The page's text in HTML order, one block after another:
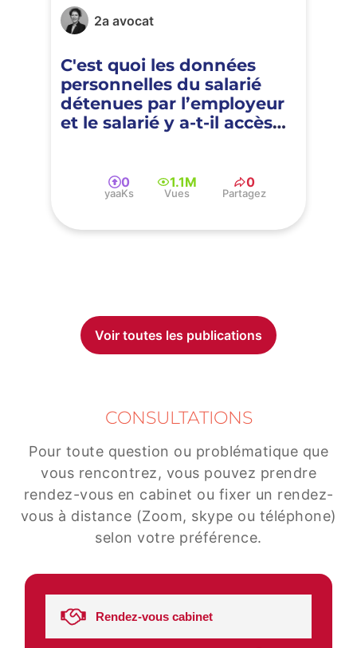
2a avocat
C'est quoi les données
personnelles du salarié
détenues par l’employeur
et le salarié y a-t-il accès
0
yaaKs
1.1M
Vues
0
Partagez
Voir toutes les publications
CONSULTATIONS
Pour toute question ou problématique que
vous rencontrez, vous pouvez prendre
rendez-vous en cabinet ou fixer un rendez-
vous à distance (Zoom, skype ou téléphone)
selon votre préférence.
Rendez-vous cabinet